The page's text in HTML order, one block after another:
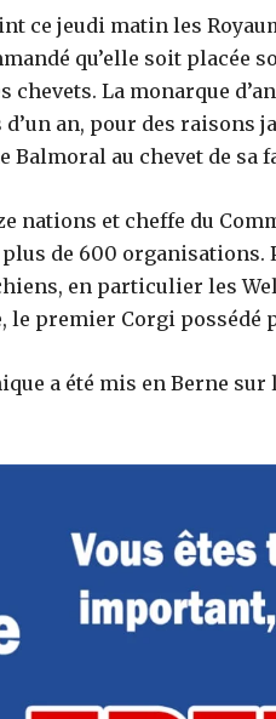
ce jeudi matin les
qu’elle soit placée
chevets. La monarque
an, pour des raisons
Balmoral au chevet de sa
nations et cheffe du
plus de 600
en particulier les
le premier Corgi possédé
a été mis en Berne